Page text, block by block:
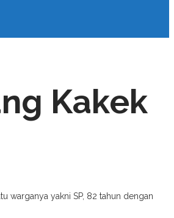
Kakek
warganya yakni SP, 82 tahun dengan